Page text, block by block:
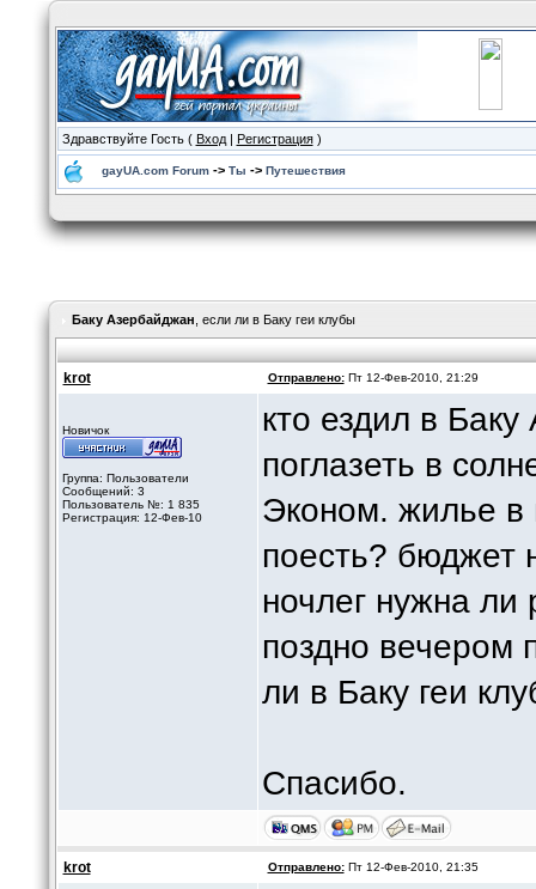
Здравствуйте Гость ( Вход| Регистрация)
gayUA.com Forum-> Ты -> Путешествия
Баку Азербайджан , если ли в Баку геи клубы
krot Отправлено:Пт 12-Фев-2010, 21:29
Новичок
Группа: Пользователи
Сообщений: 3
Пользователь №: 1 835
Регистрация: 12-Фев-10
кто ездил в
поглазеть в
Эконом. жилье в
поeсть? бюджет
ночлег нужна ли
поздно вечером
ли в Баку геи
Спасибо.
krot Отправлено:Пт 12-Фев-2010, 21:35